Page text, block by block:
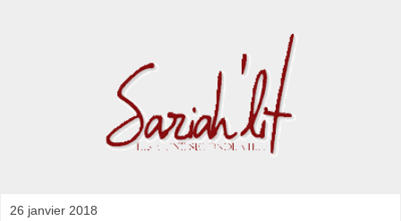
26 janvier 2018